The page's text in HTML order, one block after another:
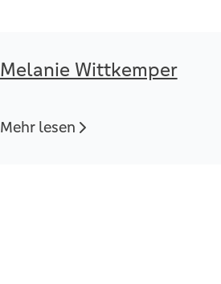
Melanie Wittkemper
Mehr lesen